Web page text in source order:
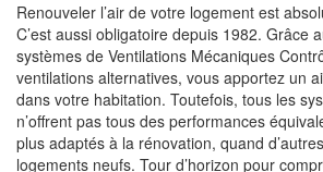
Renouveler l’air de votre logement est
C’est aussi obligatoire depuis 1982. Grâce
systèmes de Ventilations Mécaniques
ventilations alternatives, vous apportez un
dans votre habitation. Toutefois, tous les
n’offrent pas tous des performances
plus adaptés à la rénovation, quand
logements neufs. Tour d’horizon pour